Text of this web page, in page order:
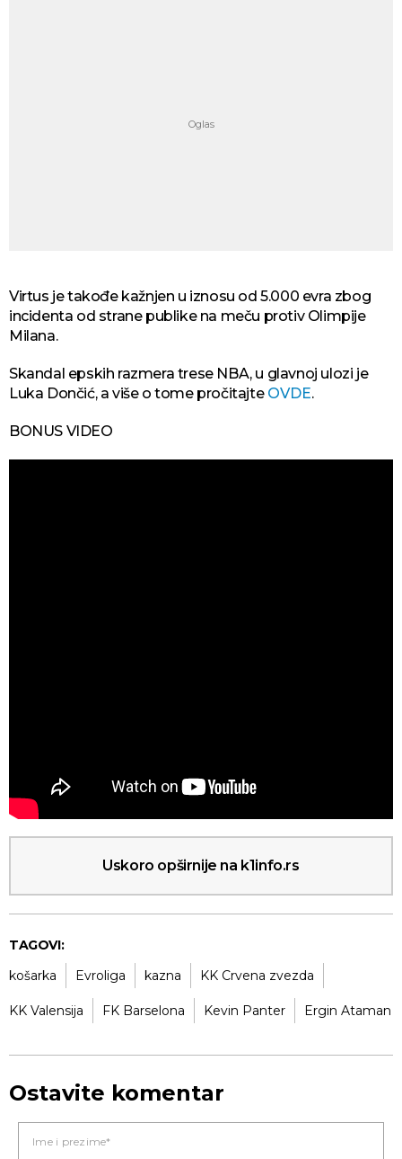
Virtus je takođe kažnjen u iznosu od 5.000 evra zbog
incidenta od strane publike na meču protiv Olimpije
Milana.
Skandal epskih razmera trese NBA, u glavnoj ulozi je
Luka Dončić, a više o tome pročitajte OVDE.
BONUS VIDEO
Uskoro opširnije na k1info.rs
TAGOVI:
košarka
Evroliga kazna KK Crvena zvezda
KK Valensija FK Barselona Kevin Panter Ergin Ataman
Ostavite komentar